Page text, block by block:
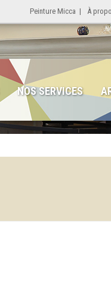
Peinture Micca | À
NOS SERVICES